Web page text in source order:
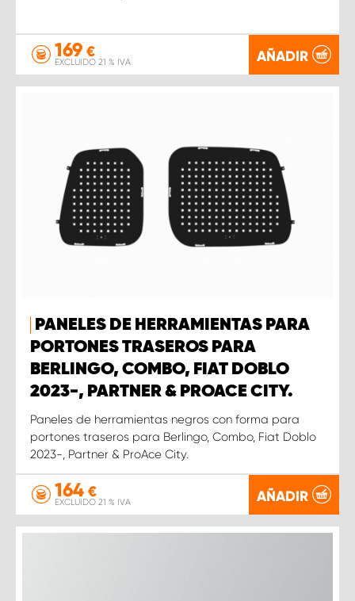
169 €
EXCLUIDO 21 % IVA AÑADIR
PANELES DE HERRAMIENTAS PARA
PORTONES TRASEROS PARA
BERLINGO, COMBO, FIAT DOBLO
2023-, PARTNER & PROACE CITY.
Paneles de herramientas negros con forma para
portones traseros para Berlingo, Combo, Fiat Doblo
2023-, Partner & ProAce City.
164 €
EXCLUIDO 21 % IVA AÑADIR